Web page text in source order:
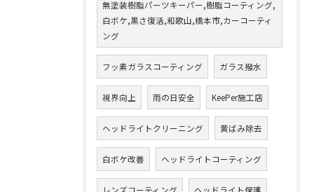
無塗装樹脂パーツキーパー,樹脂コーティング,
白ボケ,黒さ復活,和歌山,橋本市,カーコーティ
ング
フッ素ガラスコーティング ガラス撥水
視界向上 雨の日安全 KeePer施工店
ヘッドライトクリーニング 黄ばみ除去
白ボケ改善 ヘッドライトコーティング